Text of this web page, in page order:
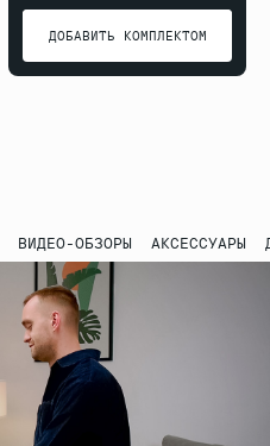
ДОБАВИТЬ КОМПЛЕКТОМ
ДОБАВИТЬ КОМПЛЕКТОМ
ВИДЕО-ОБЗОРЫ АКСЕССУАРЫ